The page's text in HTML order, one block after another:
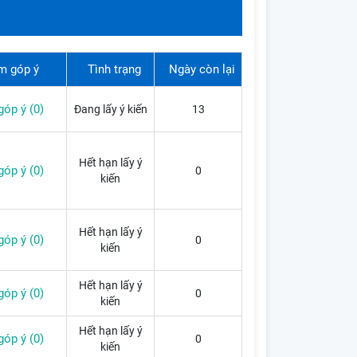
góp ý Tình trạng Ngày còn lại
ý (0) Đang lấy ý kiến 13
ý (0)
Hết hạn lấy ý
kiến
0
ý (0)
Hết hạn lấy ý
kiến
0
ý (0)
Hết hạn lấy ý
kiến
0
ý (0)
Hết hạn lấy ý
kiến
0